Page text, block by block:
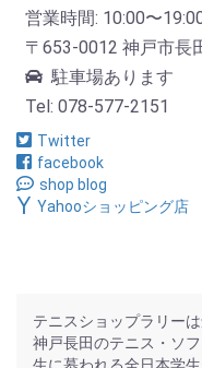
営業時間: 10:00〜
〒653-0012 神戸市長
駐車場あります
Tel: 078-577-2151
Twitter
facebook
shop blog
Yahooショッピング店
テニスショップラリー
神戸長田のテニス・ソ
生に慕われる全日本学